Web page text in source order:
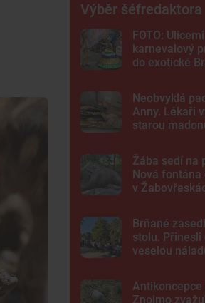
Výběr šéfredaktora
FOTO:
karnevalový
do exotické
Neobvyklá
Anny. Lékaři
starou
Žába sedí na
Nová
v
Brňané
stolu.
veselou
Antikoncepce
Znojmo